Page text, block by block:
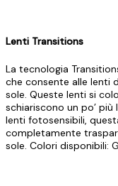
Lenti Transitions
La tecnologia
che consente alle lenti
sole. Queste lenti si
schiariscono un po’
lenti fotosensibili,
completamente
sole. Colori disponibili: